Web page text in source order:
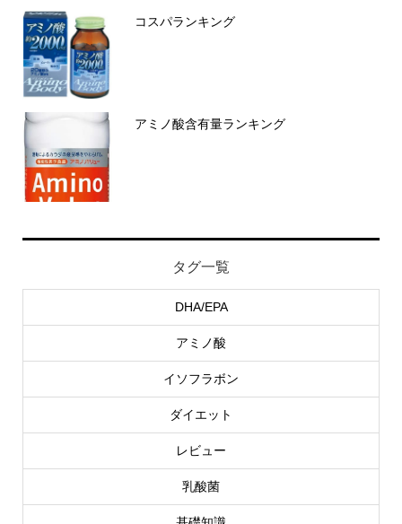
コスパランキング
アミノ酸含有量ランキング
タグ一覧
DHA/EPA
アミノ酸
イソフラボン
ダイエット
レビュー
乳酸菌